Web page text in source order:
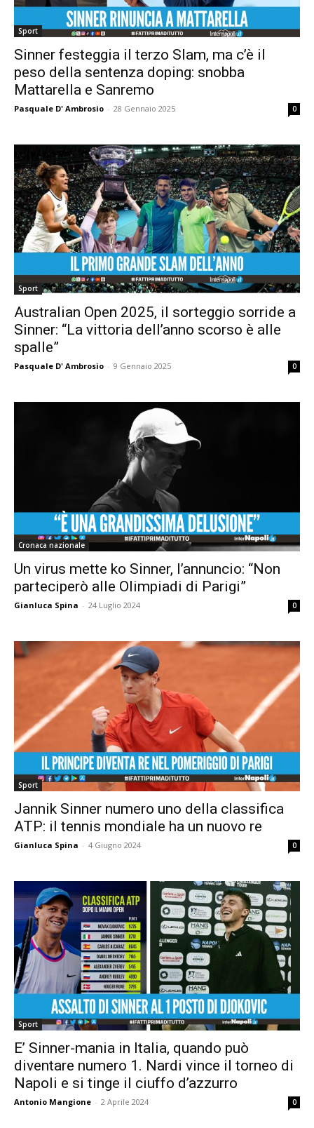
Sport
Sinner festeggia il terzo Slam, ma c’è il
peso della sentenza doping: snobba
Mattarella e Sanremo
Pasquale D' Ambrosio - 28 Gennaio 2025 0
Sport
Australian Open 2025, il sorteggio sorride a
Sinner: “La vittoria dell’anno scorso è alle
spalle”
Pasquale D' Ambrosio - 9 Gennaio 2025 0
Cronaca nazionale
Un virus mette ko Sinner, l’annuncio: “Non
parteciperò alle Olimpiadi di Parigi”
Gianluca Spina - 24 Luglio 2024 0
Sport
Jannik Sinner numero uno della classifica
ATP: il tennis mondiale ha un nuovo re
Gianluca Spina - 4 Giugno 2024 0
Sport
E’ Sinner-mania in Italia, quando può
diventare numero 1. Nardi vince il torneo di
Napoli e si tinge il ciuffo d’azzurro
Antonio Mangione - 2 Aprile 2024 0